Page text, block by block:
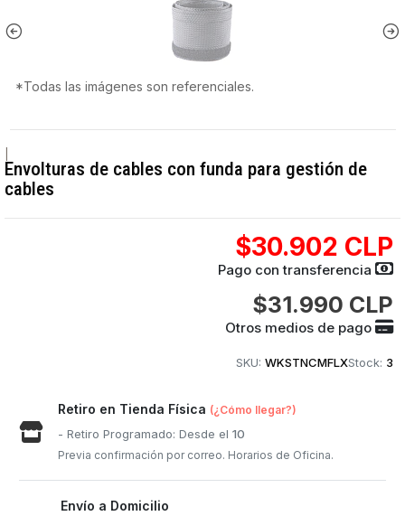
*Todas las imágenes son referenciales.
Envolturas de cables con funda para gestión de
cables
$30.902 CLP
Pago con transferencia
$31.990 CLP
Otros medios de pago
SKU: WKSTNCMFLXStock: 3
Retiro en Tienda Física (¿Cómo llegar?)
- Retiro Programado: Desde el10
Previa confirmación por correo. Horarios de Oficina.
Envío a Domicilio